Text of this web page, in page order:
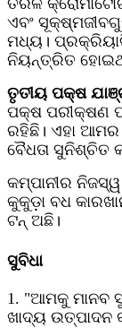
ଏବଂ
ମଧ୍ୟ।
ନିୟନ୍ତ୍ରିତ
ତୃତୀୟ ପକ୍ଷ
ପକ୍ଷ ପରୀକ୍ଷଣ
ରହିଛି। ଏହା
ବୈଧତା ସୁନିଶ୍ଚିତ
କମ୍ପାନୀର ନିଜସ୍ୱ
କୁକୁଡ଼ା ବଧ
ଟନ୍ ଅଛି।
ସୁବିଧା
1. "ଆମକୁ ମାନବ
ଖାଦ୍ୟ ଉତ୍ପାଦନ